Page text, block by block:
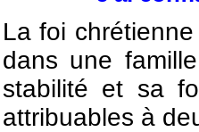
La foi
dans une
stabilité et sa
attribuables à